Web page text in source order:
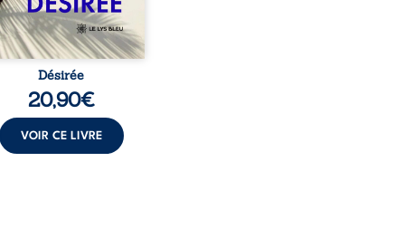
Désirée
20,90€
VOIR CE LIVRE